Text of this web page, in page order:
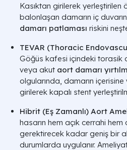
Kasıktan girilerek
balonlaşan damarın iç
damarı patlaması riskini
TEVAR (Thoracic
Göğüs kafesi içindeki torasik
veya akut aort damarı
olgularında, damarın içerisine
girilerek kapalı stent
Hibrit (Eş Zamanlı) Aort
hasarın hem açık cerrahi
gerektirecek kadar geniş bir
durumlarda uygulanır.